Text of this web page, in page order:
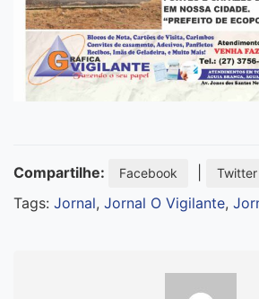
Compartilhe: Facebook Twitter
Tags: Jornal, Jornal O Vigilante,